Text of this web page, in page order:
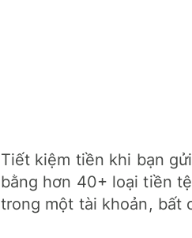
Tiết kiệm tiền khi bạn
bằng hơn 40+ loại tiền
trong một tài khoản, bất